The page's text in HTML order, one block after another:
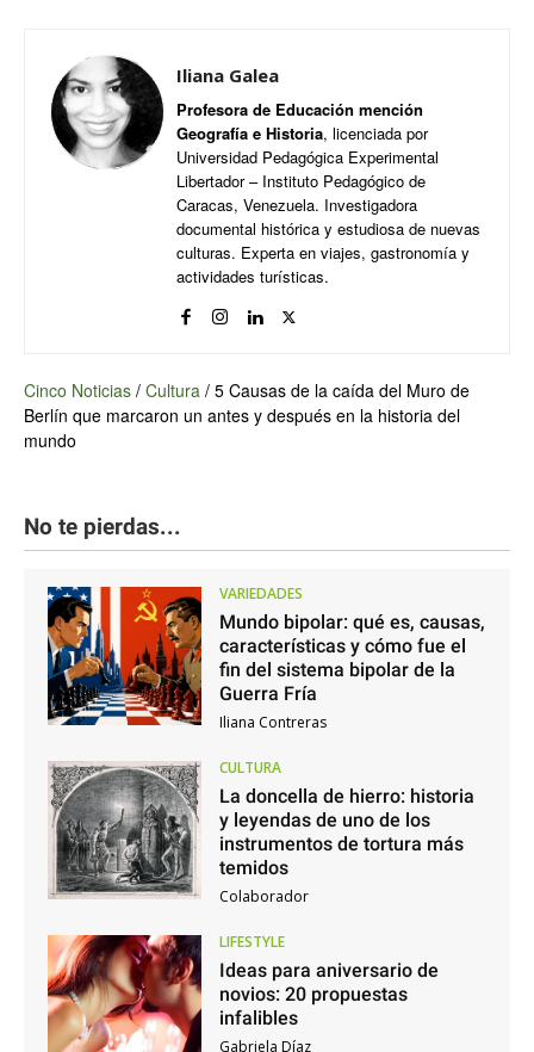
Iliana Galea
Profesora de Educación mención
Geografía e Historia, licenciada por
Universidad Pedagógica Experimental
Libertador – Instituto Pedagógico de
Caracas, Venezuela. Investigadora
documental histórica y estudiosa de nuevas
culturas. Experta en viajes, gastronomía y
actividades turísticas.
Cinco Noticias / Cultura / 5 Causas de la caída del Muro de
Berlín que marcaron un antes y después en la historia del
mundo
No te pierdas...
VARIEDADES
Mundo bipolar: qué es, causas,
características y cómo fue el
fin del sistema bipolar de la
Guerra Fría
Iliana Contreras
CULTURA
La doncella de hierro: historia
y leyendas de uno de los
instrumentos de tortura más
temidos
Colaborador
LIFESTYLE
Ideas para aniversario de
novios: 20 propuestas
infalibles
Gabriela Díaz